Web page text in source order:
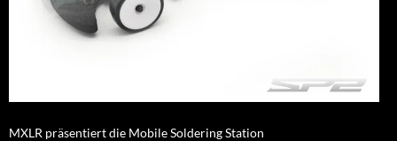
MXLR präsentiert die Mobile Soldering Station